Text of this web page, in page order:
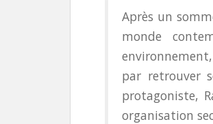
Après un
monde
par retrouver
protagoniste,
organisation